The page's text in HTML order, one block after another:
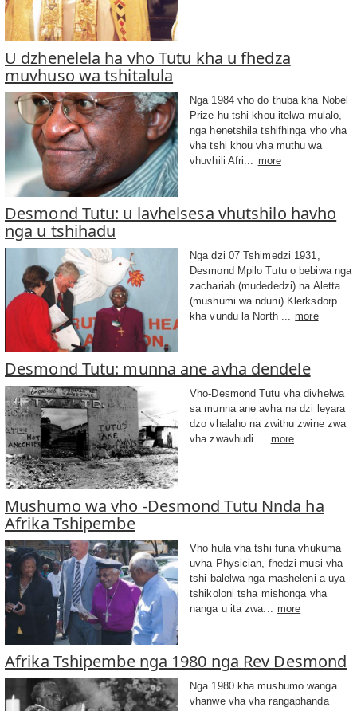
U dzhenelela ha vho Tutu kha u fhedza
muvhuso wa tshitalula
Nga 1984 vho do thuba kha Nobel
Prize hu tshi khou itelwa mulalo,
nga henetshila tshifhinga vho vha
vha tshi khou vha muthu wa
vhuvhili Afri...
more
Desmond Tutu: u lavhelsesa vhutshilo havho
nga u tshihadu
Nga dzi 07 Tshimedzi 1931,
Desmond Mpilo Tutu o bebiwa nga
zachariah (mudededzi) na Aletta
(mushumi wa nduni) Klerksdorp
kha vundu la North ...
more
Desmond Tutu: munna ane avha dendele
Vho-Desmond Tutu vha divhelwa
sa munna ane avha na dzi leyara
dzo vhalaho na zwithu zwine zwa
vha zwavhudi....
more
Mushumo wa vho -Desmond Tutu Nnda ha
Afrika Tshipembe
Vho hula vha tshi funa vhukuma
uvha Physician, fhedzi musi vha
tshi balelwa nga masheleni a uya
tshikoloni tsha mishonga vha
nanga u ita zwa... more
Afrika Tshipembe nga 1980 nga Rev Desmond
Nga 1980 kha mushumo wanga
vhanwe vha vha rangaphanda